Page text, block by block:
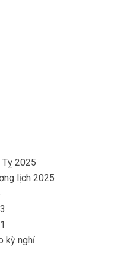
Tỵ 2025
lịch 2025
kỳ nghỉ